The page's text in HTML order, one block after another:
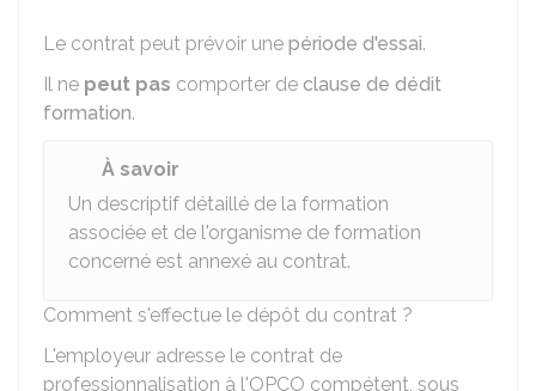
Le contrat peut prévoir une période d'essai.
Il ne peut pas comporter de clause de dédit
formation.
À savoir
Un descriptif détaillé de la formation
associée et de l'organisme de formation
concerné est annexé au contrat.
Comment s'effectue le dépôt du contrat ?
L'employeur adresse le contrat de
professionnalisation à l'OPCO compétent, sous